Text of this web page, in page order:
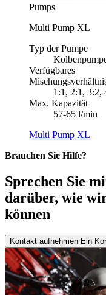
Pumps
Multi Pump XL
Typ der Pumpe
Verfügbares
1:1, 2:1, 3:2,
Max. Kapazität
57-65 l/min
Multi Pump XL
Brauchen Sie Hilfe?
Sprechen Sie
darüber, wie
können
Kontakt aufnehmen Ein